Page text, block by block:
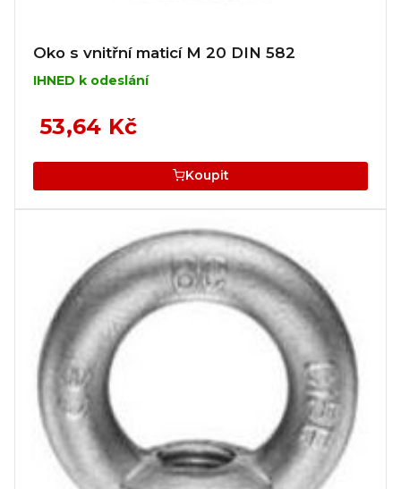
Oko s vnitřní maticí M 20 DIN 582
IHNED k odeslání
53,64 Kč
Koupit